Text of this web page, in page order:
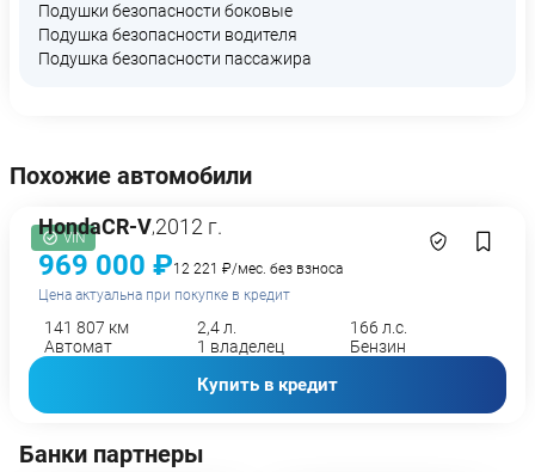
Подушки безопасности боковые
Подушка безопасности водителя
Подушка безопасности пассажира
Похожие автомобили
VIN
HondaCR-V,2012 г.
969 000 ₽12 221 ₽/мес. без взноса
Цена актуальна при покупке в кредит
141 807 км 2,4 л.
166 л.с.
Автомат
1 владелец Бензин
Купить в кредит
Банки партнеры